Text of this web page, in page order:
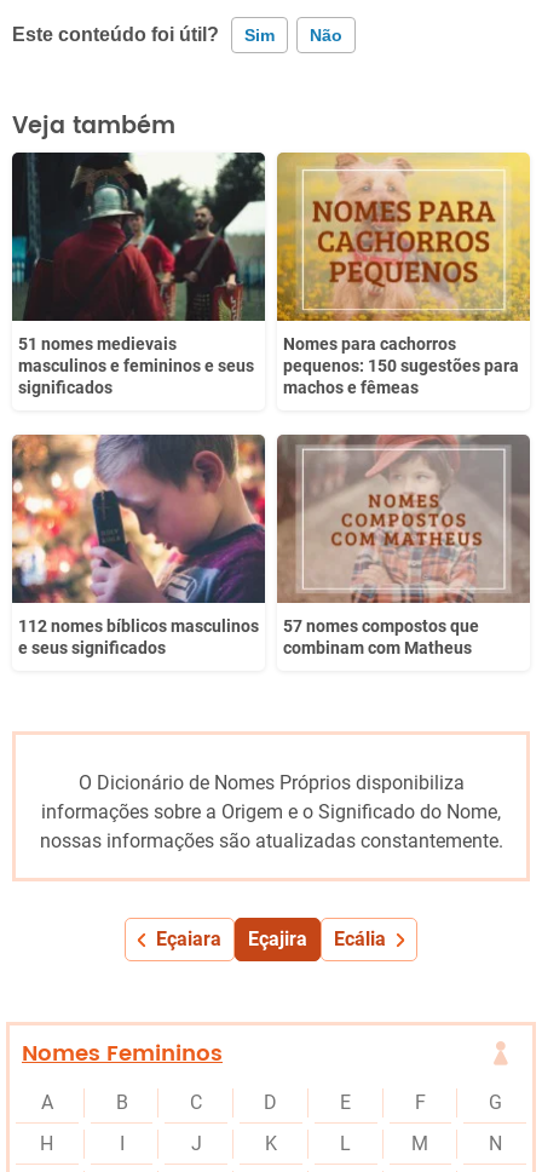
Este conteúdo foi útil? Sim Não
Este conteúdo contém informação incorreta
Este conteúdo não tem a informação que procuro
Outro
Veja também
51 nomes medievais
masculinos e femininos e seus
significados
Nomes para cachorros
pequenos: 150 sugestões para
machos e fêmeas
112 nomes bíblicos masculinos
e seus significados
57 nomes compostos que
combinam com Matheus
O Dicionário de Nomes Próprios disponibiliza
informações sobre a Origem e o Significado do Nome,
nossas informações são atualizadas constantemente.
Eçaiara Eçajira Ecália
Nomes Femininos
A B C D E F
G
H
J K L M
N